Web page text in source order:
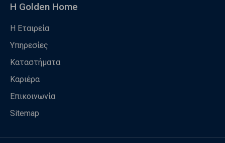
Η Golden Home
Η Εταιρεία
Υπηρεσίες
Καταστήματα
Καριέρα
Επικοινωνία
Sitemap